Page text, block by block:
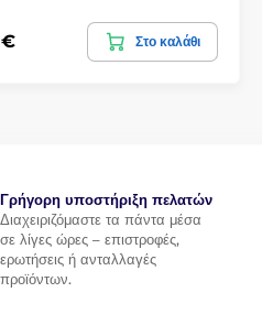
€ Στο καλάθι
Γρήγορη υποστήριξη πελατών
Διαχειριζόμαστε τα πάντα μέσα
σε λίγες ώρες – επιστροφές,
ερωτήσεις ή ανταλλαγές
προϊόντων.